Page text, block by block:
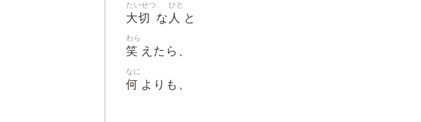
大切
たいせつ
な 人
ひと
と
笑
わら
えたら、
何
なに
よりも、